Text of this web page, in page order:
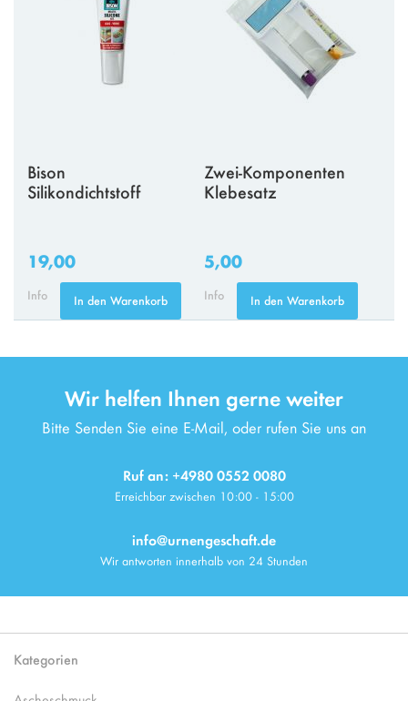
Bison
Silikondichtstoff
19,00
Info In den Warenkorb
Zwei-Komponenten
Klebesatz
5,00
Info In den Warenkorb
Wir helfen Ihnen gerne weiter
Bitte Senden Sie eine E-Mail, oder rufen Sie uns an
Ruf an: +4980 0552 0080
Erreichbar zwischen 10:00 - 15:00
info@urnengeschaft.de
Wir antworten innerhalb von 24 Stunden
Kategorien